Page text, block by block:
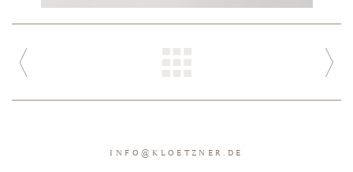
INFO @ KLOETZNER.DE